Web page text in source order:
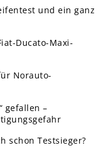
und ein ganz
Ducato-Maxi-
Norauto-
gefallen –
schon Testsieger?